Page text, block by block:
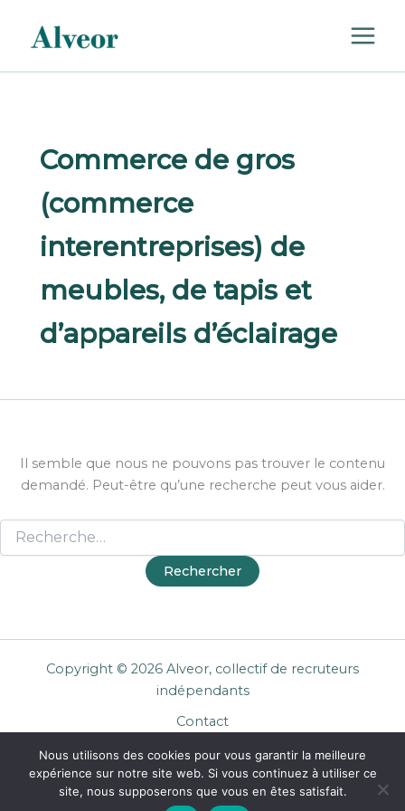
contenu
Commerce de gros
(commerce
interentreprises) de
meubles, de tapis et
d’appareils d’éclairage
Il semble que nous ne pouvons pas trouver le contenu
demandé. Peut-être qu’une recherche peut vous aider.
Copyright © 2026 Alveor, collectif de recruteurs
indépendants
Contact
Mentions légales
Confidentialité
Nous utilisons des cookies pour vous garantir la meilleure
expérience sur notre site web. Si vous continuez à utiliser ce
site, nous supposerons que vous en êtes satisfait.